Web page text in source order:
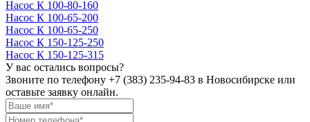
Насос К 100-80-160
Насос К 100-65-200
Насос К 100-65-250
Насос К 150-125-250
Насос К 150-125-315
У вас остались вопросы?
Звоните по телефону +7 (383) 235-94-83 в Новосибирске или
оставьте заявку онлайн.